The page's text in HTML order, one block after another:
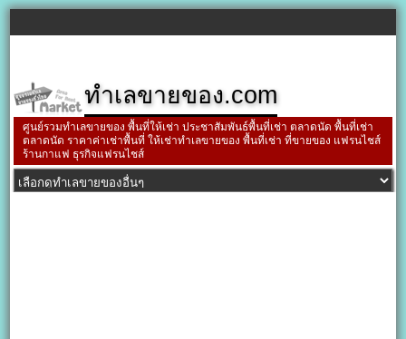
ทำเลขายของ.com
ศูนย์รวมทำเลขายของ พื้นที่ให้เช่า ประชาสัมพันธ์พื้นที่เช่า ตลาดนัด พื้นที่เช่า
ตลาดนัด ราคาค่าเช่าพื้นที่ ให้เช่าทำเลขายของ พื้นที่เช่า ที่ขายของ แฟรนไชส์
ร้านกาแฟ ธุรกิจแฟรนไชส์